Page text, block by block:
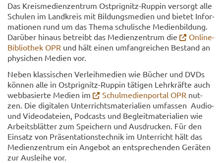
Das Kreis­me­di­en­zen­trum Ost­­prig­nitz-​Ruppin ver­sorgt alle
Schu­len im Land­kreis mit Bil­dungs­me­dien und bie­tet In­for­
ma­tio­nen rund um das Thema schu­li­sche Me­di­en­bil­dung.
Dar­über hin­aus be­treibt das Me­di­en­zen­trum die
On­line­
Bi­blio­thek OPR und hält einen um­fang­rei­chen Be­stand an
phy­si­chen Me­di­en vor.
Neben klas­si­schen Ver­leih­me­di­en wie Bü­cher und DVDs
kön­nen alle in Ost­prignitz-​Ruppin tä­ti­gen Lehr­kräf­te auch
web­ba­sier­te Me­di­en im
Schul­me­di­en­por­tal OPR nut­
zen. Die di­gi­ta­len Unter­richts­ma­te­ria­li­en um­fas­sen Audio-​
und Vi­deo­da­tei­en, Pod­casts und Be­gleit­ma­te­ria­li­en wie
Ar­beits­blät­ter zum Spei­chern und Aus­dru­cken. Für den
Ein­satz von Prä­sen­ta­ti­ons­tech­nik im Un­ter­richt hält das
Me­di­en­zen­trum ein An­ge­bot an ent­spre­chen­den Ge­rä­ten
zur Aus­lei­he vor.